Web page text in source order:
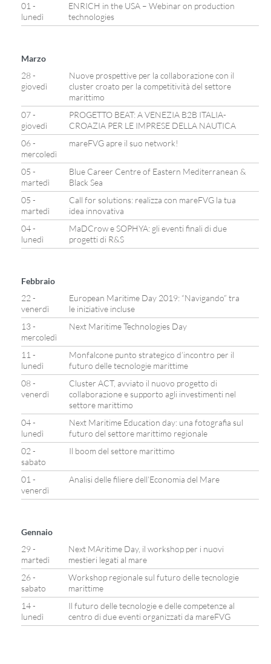
01 -
lunedì
ENRICH in the USA – Webinar on production
technologies
Marzo
28 -
giovedì
Nuove prospettive per la collaborazione con il
cluster croato per la competitività del settore
marittimo
07 -
giovedì
PROGETTO BEAT: A VENEZIA B2B ITALIA-
CROAZIA PER LE IMPRESE DELLA NAUTICA
06 -
mercoledì
mareFVG apre il suo network!
05 -
martedì
Blue Career Centre of Eastern Mediterranean &
Black Sea
05 -
martedì
Call for solutions: realizza con mareFVG la tua
idea innovativa
04 -
lunedì
MaDCrow e SOPHYA: gli eventi finali di due
progetti di R&S
Febbraio
22 -
venerdì
European Maritime Day 2019: “Navigando” tra
le iniziative incluse
13 -
mercoledì
Next Maritime Technologies Day
11 -
lunedì
Monfalcone punto strategico d’incontro per il
futuro delle tecnologie marittime
08 -
venerdì
Cluster ACT, avviato il nuovo progetto di
collaborazione e supporto agli investimenti nel
settore marittimo
04 -
lunedì
Next Maritime Education day: una fotografia sul
futuro del settore marittimo regionale
02 -
sabato
Il boom del settore marittimo
01 -
venerdì
Analisi delle filiere dell’Economia del Mare
Gennaio
29 -
martedì
Next MAritime Day, il workshop per i nuovi
mestieri legati al mare
26 -
sabato
Workshop regionale sul futuro delle tecnologie
marittime
14 -
lunedì
Il futuro delle tecnologie e delle competenze al
centro di due eventi organizzati da mareFVG